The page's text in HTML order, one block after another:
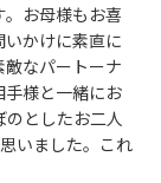
お母様もお喜
かけに素直に
なパートーナ
手様と一緒にお
としたお二人
いました。これ